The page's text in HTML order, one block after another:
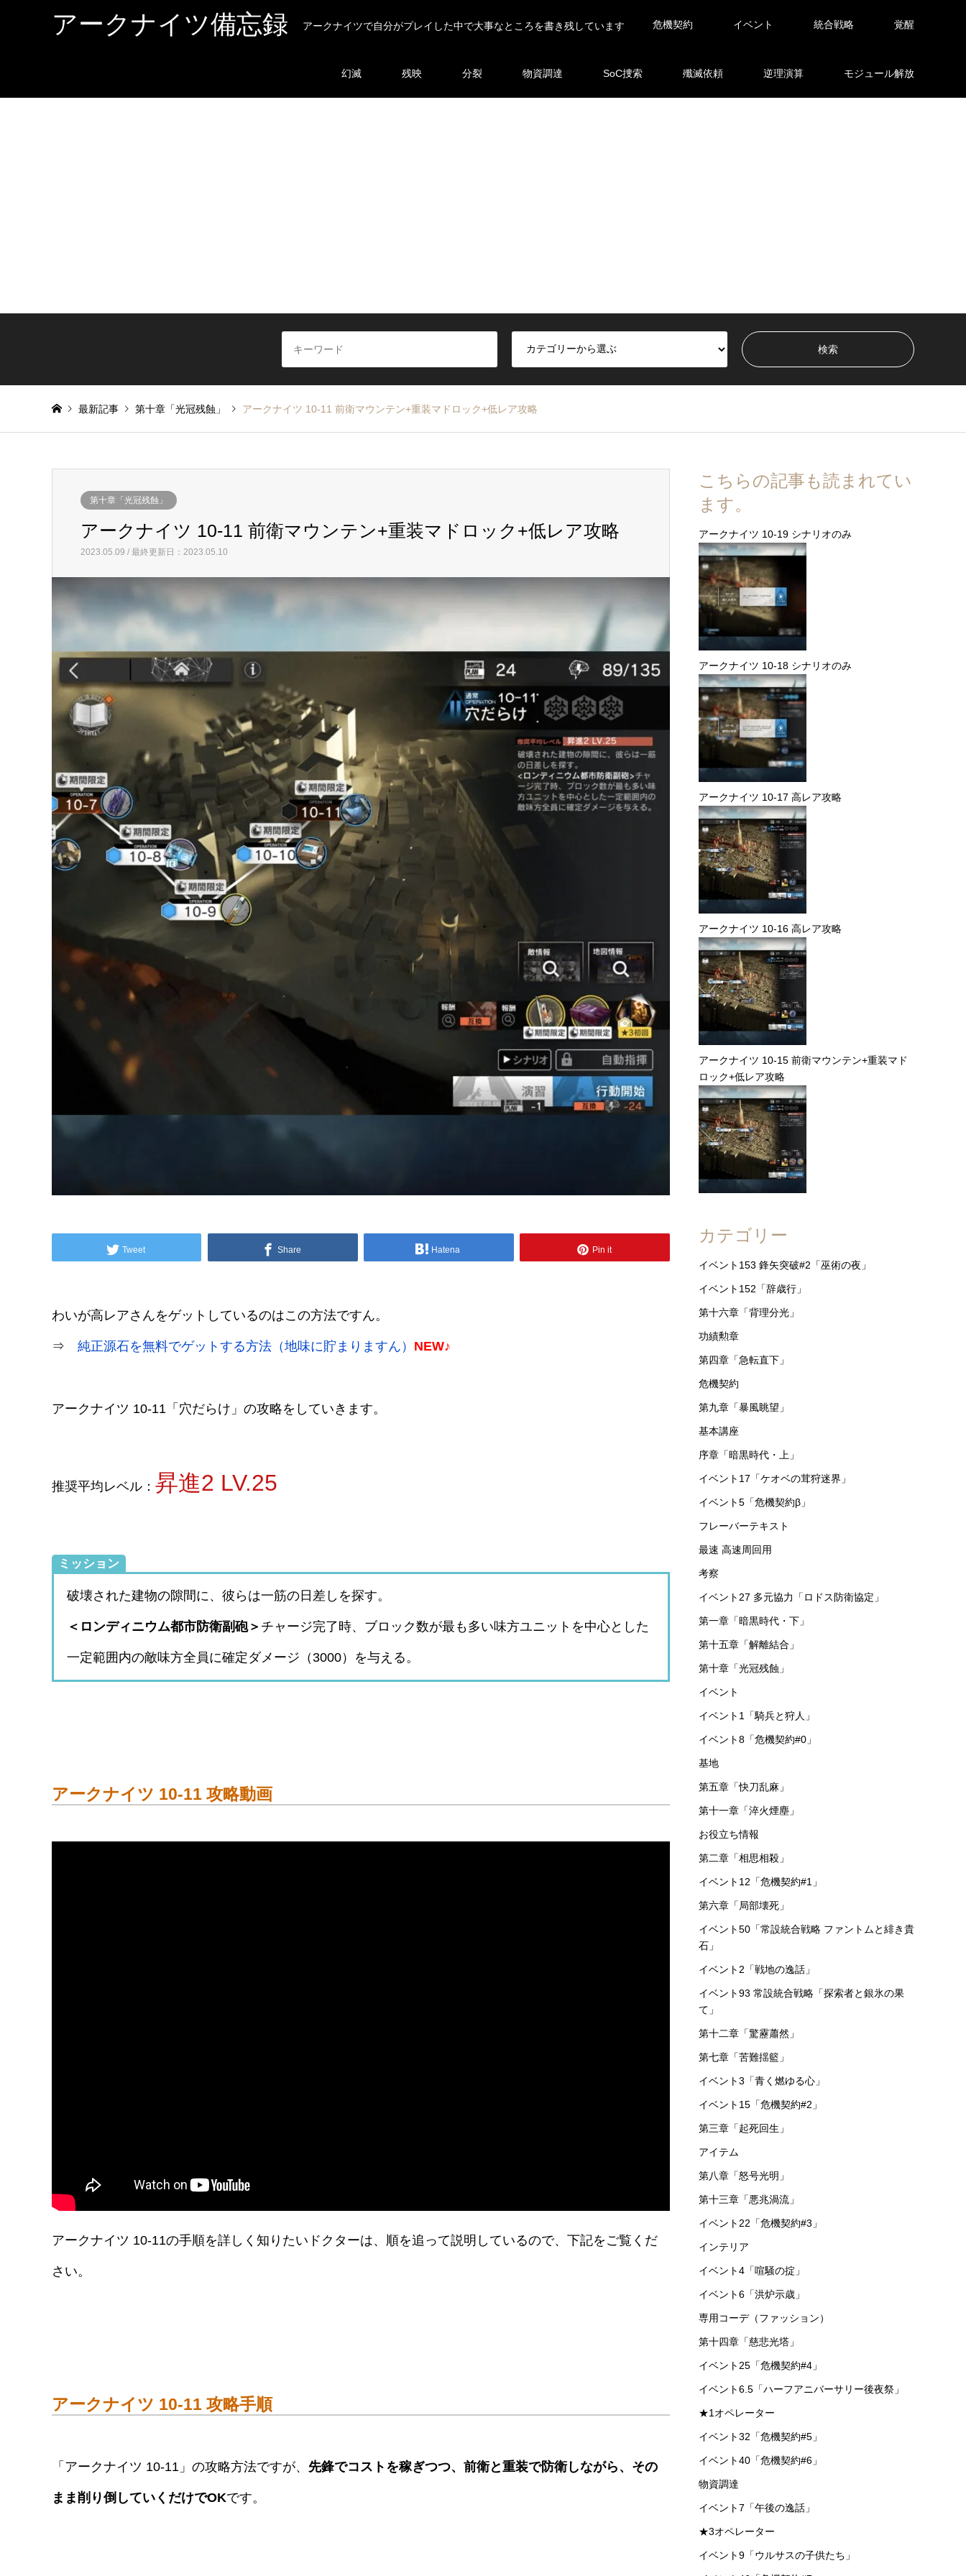
アークナイツ備忘録 アークナイツで自分がプレイした中で大事なところを書き残しています 危機契約 イベント 統合戦略 覚醒
幻滅 残映 分裂 物資調達 SoC捜索 殲滅依頼 逆理演算 モジュール解放
最新記事 第十章「光冠残蝕」 アークナイツ 10-11 前衛マウンテン+重装マドロック+低レア攻略
第十章「光冠残蝕」
アークナイツ 10-11 前衛マウンテン+重装マドロック+低レア攻略
2023.05.09 / 最終更新日：2023.05.10
Tweet Share Hatena Pin it
わいが高レアさんをゲットしているのはこの方法ですん。
⇒ 純正源石を無料でゲットする方法（地味に貯まりますん） NEW♪
アークナイツ 10-11「穴だらけ」の攻略をしていきます。
推奨平均レベル： 昇進2 LV.25
ミッション
破壊された建物の隙間に、彼らは一筋の日差しを探す。
＜ロンディニウム都市防衛副砲＞ チャージ完了時、ブロック数が最も多い味方ユニットを中心とした
一定範囲内の敵味方全員に確定ダメージ（3000）を与える。
アークナイツ 10-11 攻略動画
アークナイツ 10-11の手順を詳しく知りたいドクターは、順を追って説明しているので、下記をご覧くだ
さい。
アークナイツ 10-11 攻略手順
「アークナイツ 10-11」の攻略方法ですが、 先鋒でコストを稼ぎつつ、前衛と重装で防衛しながら、その
まま削り倒していくだけでOKです。
こちらの記事も読まれてい
ます。
アークナイツ 10-19 シナリオのみ
アークナイツ 10-18 シナリオのみ
アークナイツ 10-17 高レア攻略
アークナイツ 10-16 高レア攻略
アークナイツ 10-15 前衛マウンテン+重装マド
ロック+低レア攻略
カテゴリー
イベント153 鋒矢突破#2「巫術の夜」
イベント152「辞歳行」
第十六章「背理分光」
功績勲章
第四章「急転直下」
危機契約
第九章「暴風眺望」
基本講座
序章「暗黒時代・上」
イベント17「ケオベの茸狩迷界」
イベント5「危機契約β」
フレーバーテキスト
最速 高速周回用
考察
イベント27 多元協力「ロドス防衛協定」
第一章「暗黒時代・下」
第十五章「解離結合」
第十章「光冠残蝕」
イベント
イベント1「騎兵と狩人」
イベント8「危機契約#0」
基地
第五章「快刀乱麻」
第十一章「淬火煙塵」
お役立ち情報
第二章「相思相殺」
イベント12「危機契約#1」
第六章「局部壊死」
イベント50「常設統合戦略 ファントムと緋き貴
石」
イベント2「戦地の逸話」
イベント93 常設統合戦略「探索者と銀氷の果
て」
第十二章「驚靂蕭然」
第七章「苦難揺籃」
イベント3「青く燃ゆる心」
イベント15「危機契約#2」
第三章「起死回生」
アイテム
第八章「怒号光明」
第十三章「悪兆渦流」
イベント22「危機契約#3」
インテリア
イベント4「喧騒の掟」
イベント6「洪炉示歳」
専用コーデ（ファッション）
第十四章「慈悲光塔」
イベント25「危機契約#4」
イベント6.5「ハーフアニバーサリー後夜祭」
★1オペレーター
イベント32「危機契約#5」
イベント40「危機契約#6」
物資調達
イベント7「午後の逸話」
★3オペレーター
イベント9「ウルサスの子供たち」